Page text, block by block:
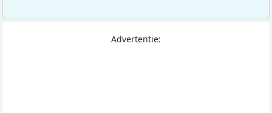
Advertentie: